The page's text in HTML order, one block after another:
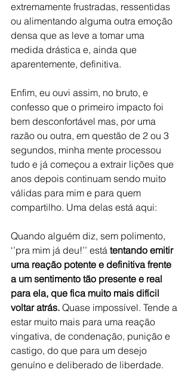
extremamente frustradas, ressentidas
ou alimentando alguma outra emoção
densa que as leve a tomar uma
medida drástica e, ainda que
aparentemente, definitiva.
Enfim, eu ouvi assim, no bruto, e
confesso que o primeiro impacto foi
bem desconfortável mas, por uma
razão ou outra, em questão de 2 ou 3
segundos, minha mente processou
tudo e já começou a extrair lições que
anos depois continuam sendo muito
válidas para mim e para quem
compartilho. Uma delas está aqui:
Quando alguém diz, sem polimento,
‘’pra mim já deu!’’ está tentando emitir
uma reação potente e definitiva frente
a um sentimento tão presente e real
para ela, que fica muito mais difícil
voltar atrás. Quase impossível. Tende a
estar muito mais para uma reação
vingativa, de condenação, punição e
castigo, do que para um desejo
genuíno e deliberado de liberdade.